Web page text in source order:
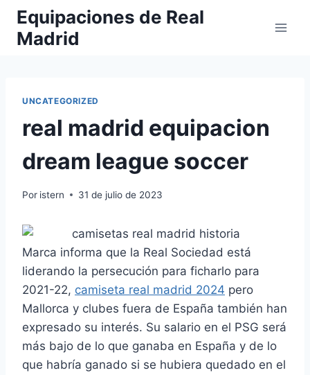
Saltar
contenido
Equipaciones de Real
Madrid
UNCATEGORIZED
real madrid equipacion
dream league soccer
Por istern 31 de julio de 2023
Marca informa que la Real Sociedad está
liderando la persecución para ficharlo para
2021-22, camiseta real madrid 2024 pero
Mallorca y clubes fuera de España también han
expresado su interés. Su salario en el PSG será
más bajo de lo que ganaba en España y de lo
que habría ganado si se hubiera quedado en el